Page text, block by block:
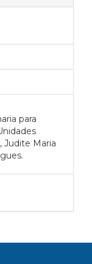
para
Judite Maria